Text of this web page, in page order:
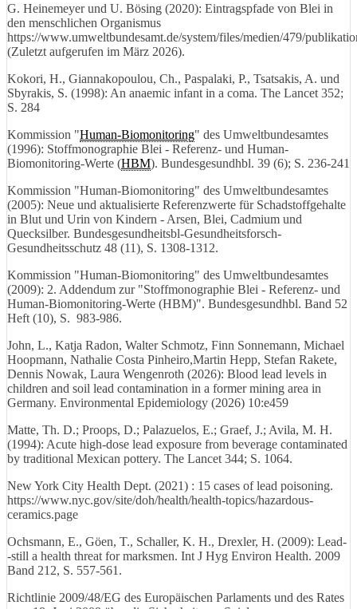
G. Heinemeyer und U. Bösing (2020): Eintragspfade von Blei in
den menschlichen Organismus
https://www.umweltbundesamt.de/system/files/medien/479/
(Zuletzt aufgerufen im März 2026).
Kokori, H., Giannakopoulou, Ch., Paspalaki, P., Tsatsakis, A. und
Sbyrakis, S. (1998): An anaemic infant in a coma. The Lancet 352;
S. 284
Kommission "Human-Biomonitoring" des Umweltbundesamtes
(1996): Stoffmonographie Blei - Referenz- und Human-
Biomonitoring-Werte (HBM). Bundesgesundhbl. 39 (6); S. 236-241
Kommission "Human-Biomonitoring" des Umweltbundesamtes
(2005): Neue und aktualisierte Referenzwerte für Schadstoffgehalte
in Blut und Urin von Kindern - Arsen, Blei, Cadmium und
Quecksilber. Bundesgesundheitsbl-Gesundheitsforsch-
Gesundheitsschutz 48 (11), S. 1308-1312.
Kommission "Human-Biomonitoring" des Umweltbundesamtes
(2009): 2. Addendum zur "Stoffmonographie Blei - Referenz- und
Human-Biomonitoring-Werte (HBM)". Bundesgesundhbl. Band 52
Heft (10), S. 983-986.
John, L., Katja Radon, Walter Schmotz, Finn Sonnemann, Michael
Hoopmann, Nathalie Costa Pinheiro,Martin Hepp, Stefan Rakete,
Dennis Nowak, Laura Wengenroth (2026): Blood lead levels in
children and soil lead contamination in a former mining area in
Germany. Environmental Epidemiology (2026) 10:e459
Matte, Th. D.; Proops, D.; Palazuelos, E.; Graef, J.; Avila, M. H.
(1994): Acute high-dose lead exposure from beverage contaminated
by traditional Mexican pottery. The Lancet 344; S. 1064.
New York City Health Dept. (2021) : 15 cases of lead poisoning.
https://www.nyc.gov/site/doh/health/health-topics/hazardous-
ceramics.page
Ochsmann, E., Göen, T., Schaller, K. H., Drexler, H. (2009): Lead-
-still a health threat for marksmen. Int J Hyg Environ Health. 2009
Band 212, S. 557-561.
Richtlinie 2009/48/EG des Europäischen Parlaments und des Rates